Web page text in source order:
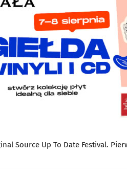
Source Up To Date Festival.